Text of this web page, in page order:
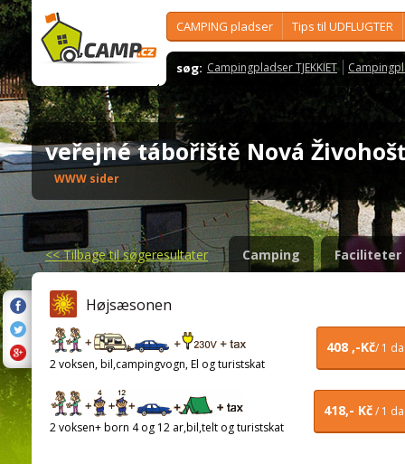
CAMPING pladser Tips til UDFLUGTER
søg: Campingpladser TJEKKIET
veřejné tábořiště Nová
WWW sider
<<Tilbage til søgeresultater Camping Faciliteter
Højsæsonen
408 ,-Kč/ 1
2 voksen, bil,campingvogn, El og turistskat
418,- Kč/ 1
2 voksen+ born 4 og 12 ar,bil,telt og turistskat